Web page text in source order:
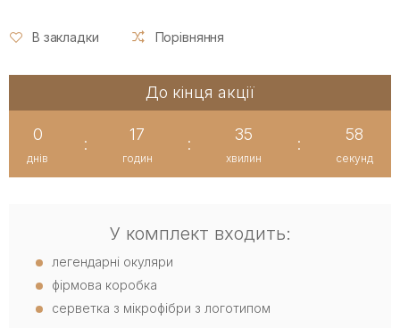
В закладки Порівняння
До кінця акції
0
днів
:
17
годин
:
35
хвилин
:
57
секунд
У комплект входить:
легендарні окуляри
фірмова коробка
серветка з мікрофібри з логотипом